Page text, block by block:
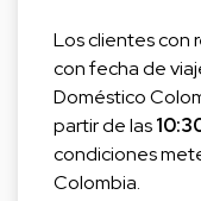
Los clientes con
con fecha de
Doméstico
partir de las
condiciones
Colombia.